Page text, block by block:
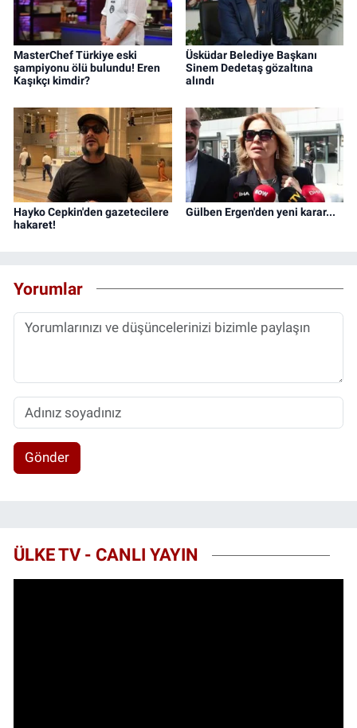
MasterChef Türkiye eski
şampiyonu ölü bulundu! Eren
Kaşıkçı kimdir?
Üsküdar Belediye Başkanı
Sinem Dedetaş gözaltına
alındı
Hayko Cepkin'den gazetecilere
hakaret!
Gülben Ergen'den yeni karar...
Yorumlar
Gönder
ÜLKE TV - CANLI YAYIN